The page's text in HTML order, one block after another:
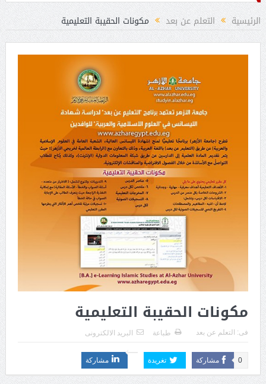
الرئيسية التعلم عن بعد مكونات الحقيبة التعليمية
مكونات الحقيبة التعليمية
فى: التعلم عن بعد طباعة البريد الالكترونى
مشاركة 0 تغريدة مشاركة